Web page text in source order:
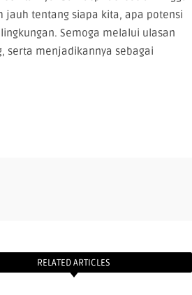
tentang siapa kita, apa potensi
Semoga melalui ulasan
serta menjadikannya sebagai
RELATED ARTICLES